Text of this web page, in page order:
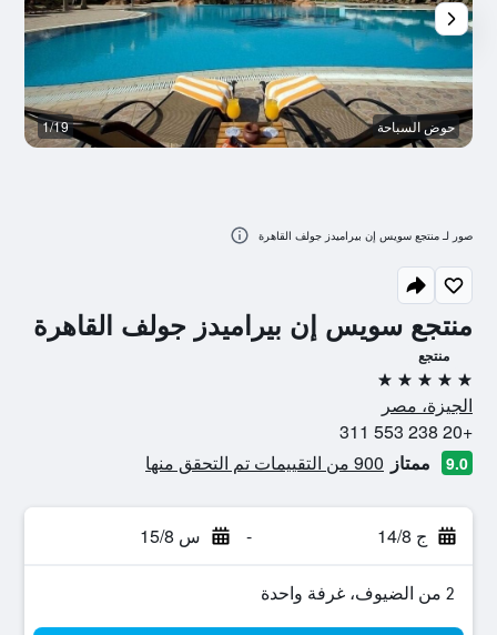
منتجع سويس إن بيراميدز جولف القاهرة
منتجع
5 نجوم
الجيزة، مصر
+20 238 553 311
9.0 ممتاز 900 من التقييمات تم التحقق منها
ج 14/8 - س 15/8
2 من الضيوف، غرفة واحدة
حوض السباحة 1/19
صور لـ منتجع سويس إن بيراميدز جولف القاهرة